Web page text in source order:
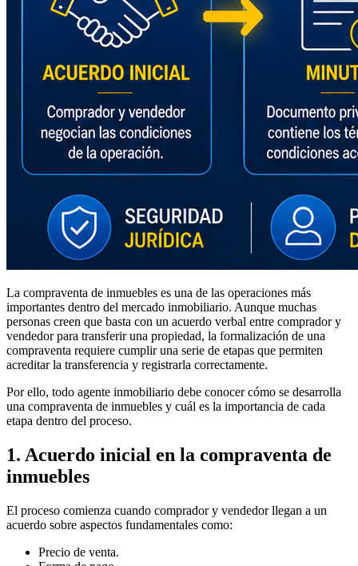
La compraventa de inmuebles es una de las operaciones más
importantes dentro del mercado inmobiliario. Aunque muchas
personas creen que basta con un acuerdo verbal entre comprador y
vendedor para transferir una propiedad, la formalización de una
compraventa requiere cumplir una serie de etapas que permiten
acreditar la transferencia y registrarla correctamente.
Por ello, todo agente inmobiliario debe conocer cómo se desarrolla
una compraventa de inmuebles y cuál es la importancia de cada
etapa dentro del proceso.
1. Acuerdo inicial en la compraventa de
inmuebles
El proceso comienza cuando comprador y vendedor llegan a un
acuerdo sobre aspectos fundamentales como:
Precio de venta.